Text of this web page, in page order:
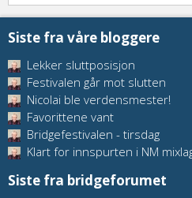
Siste fra våre bloggere
Lekker sluttposisjon
Festivalen går mot slutten
Nicolai ble verdensmester!
Favorittene vant
Bridgefestivalen - tirsdag
Klart for innspurten i NM
Siste fra bridgeforumet